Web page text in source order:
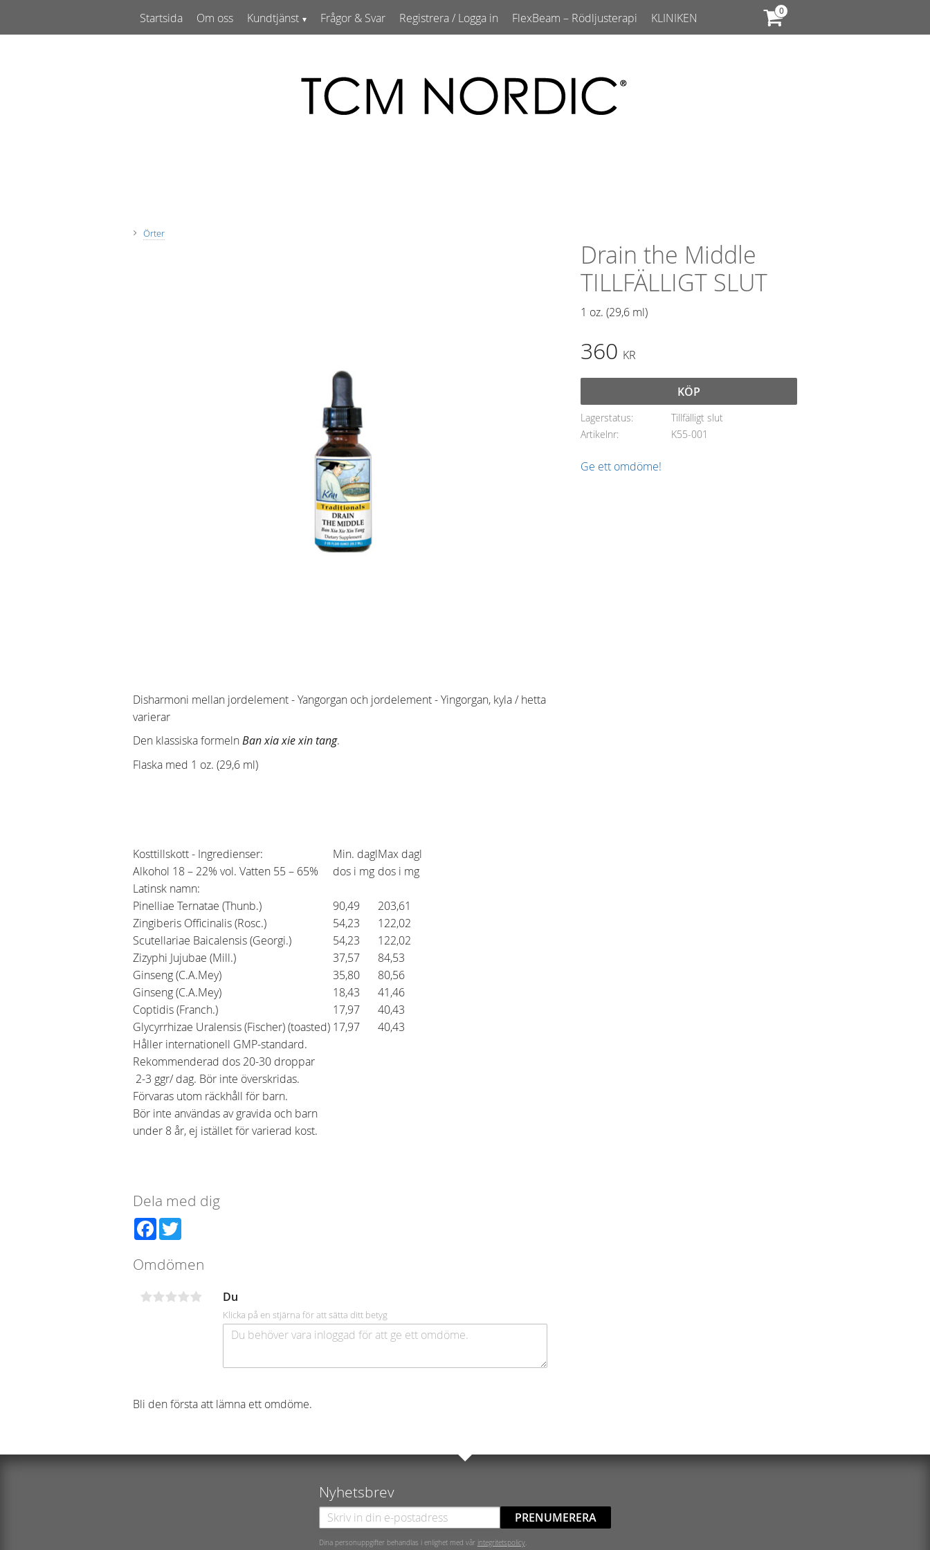
Startsida Om oss Kundtjänst Frågor & Svar Registrera / Logga in FlexBeam – Rödljusterapi KLINIKEN
Örter
Drain the Middle
TILLFÄLLIGT SLUT
1 oz. (29,6 ml)​
360 KR
KÖP
Lagerstatus
Tillfälligt slut
Artikelnr
K55-001
Ge ett omdöme!
Disharmoni mellan jordelement - Yangorgan och jordelement - Yingorgan, kyla / hetta
varierar
Den klassiska formelnBan xia xie xin tang.
Flaska med 1 oz. (29,6 ml)
Kosttillskott - Ingredienser: Min. daglMax dagl
Alkohol 18 – 22% vol. Vatten 55 – 65%
dos i mg dos i mg
Latinsk namn:
Pinelliae Ternatae (Thunb.)
90,49
203,61
Zingiberis Officinalis (Rosc.)
54,23
122,02
Scutellariae Baicalensis (Georgi.)
54,23
122,02
Zizyphi Jujubae (Mill.)
37,57
84,53
Ginseng (C.A.Mey)
35,80
80,56
Ginseng (C.A.Mey)
18,43
41,46
Coptidis (Franch.)
17,97
40,43
Glycyrrhizae Uralensis (Fischer) (toasted) 17,97
40,43
Håller internationell GMP-standard.
Rekommenderad dos 20-30 droppar
2-3 ggr/ dag. Bör inte överskridas.
Förvaras utom räckhåll för barn.
Bör inte användas av gravida och barn
under 8 år, ej istället för varierad kost.
Dela med dig
Facebook
Omdömen
Du
Klicka på en stjärna för att sätta ditt betyg
Bli den första att lämna ett omdöme.
Nyhetsbrev
PRENUMERERA
Dina personuppgifter behandlas i enlighet med vår integritetspolicy.